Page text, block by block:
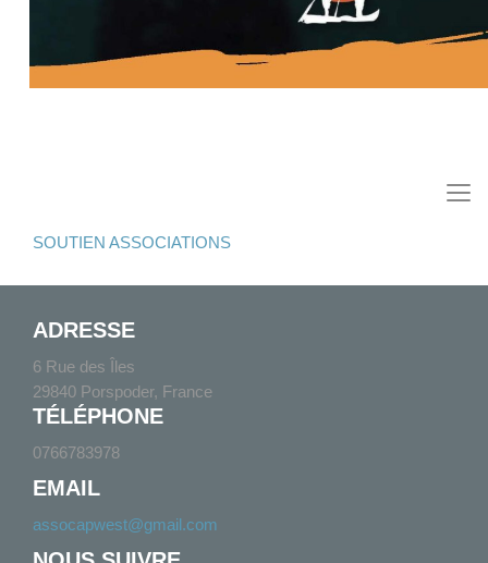
SOUTIEN ASSOCIATIONS
ADRESSE
6 Rue des Îles
29840 Porspoder, France
TÉLÉPHONE
0766783978
EMAIL
assocapwest@gmail.com